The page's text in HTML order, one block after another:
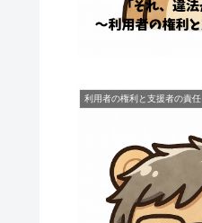
利用者の権利と支援者の責任